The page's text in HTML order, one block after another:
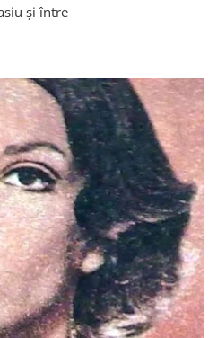
Ce
Trebuie
Făcută
Periodic
și între